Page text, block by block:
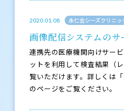
2020.01.08 永仁会シーズクリニ
画像配信システムの
連携先の医療機関向けサー
ットを利用して検査結果（
覧いただけます。詳しくは
のページをご覧ください。